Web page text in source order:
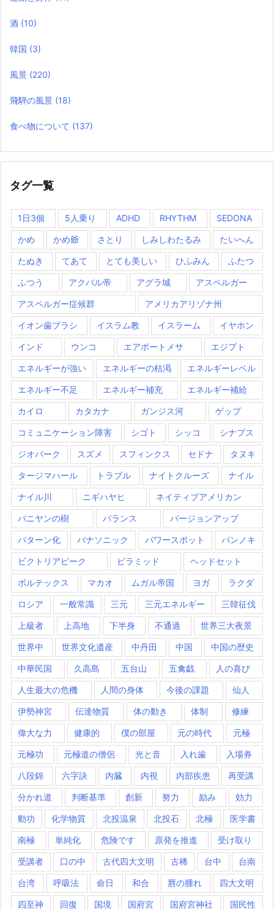
酒 (10)
韓国 (3)
風景 (220)
飛騨の風景 (18)
食べ物について (137)
タグ一覧
1日3個 5人乗り ADHD RHYTHM SEDONA
かめ かめ爺 さとり しみしわたるみ たいへん
たぬき てあて とても美しい ひふみん ふたつ
ふつう アクバル帝 アグラ城 アスペルガー
アスペルガー症候群 アメリカアリゾナ州
イオン歯ブラシ イスラム教 イスラーム イヤホン
インド ウンコ エアポートメサ エジプト
エネルギーが強い エネルギーの枯渇 エネルギーレベル
エネルギー不足 エネルギー補充 エネルギー補給
カイロ カタカナ ガンジス河 ゲップ
コミュニケーション障害 シゴト シッコ シナプス
ジオパーク スズメ スフィンクス セドナ タヌキ
タージマハール トラブル ナイトクルーズ ナイル
ナイル川 ニギハヤヒ ネイティブアメリカン
バニヤンの樹 バランス バージョンアップ
パターン化 パナソニック パワースポット パンノキ
ビクトリアピーク ピラミッド ヘッドセット
ボルテックス マカオ ムガル帝国 ヨガ ラクダ
ロシア 一般常識 三元 三元エネルギー 三韓征伐
上級者 上高地 下半身 不通過 世界三大夜景
世界中 世界文化遺産 中丹田 中国 中国の歴史
中華民国 久高島 五台山 五禽戯 人の喜び
人生最大の危機 人間の身体 今後の課題 仙人
伊勢神宮 伝達物質 体の動き 体制 修練
偉大な力 健康的 僕の部屋 元の時代 元極
元極功 元極道の僧侶 光と音 入れ歯 入場券
八段錦 六字訣 内臓 内視 内部疾患 再受講
分かれ道 判断基準 創新 努力 励み 効力
動功 化学物質 北投温泉 北投石 北極 医学書
南極 単純化 危険です 原発を推進 受け取り
受講者 口の中 古代四大文明 古稀 台中 台南
台湾 呼吸法 命日 和合 唇の腫れ 四大文明
四至神 回復 国境 国府宮 国府宮神社 国民性